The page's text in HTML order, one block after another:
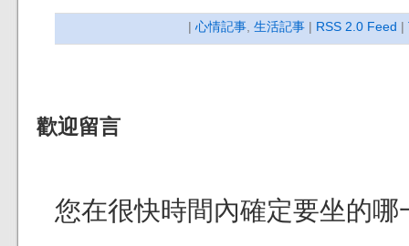
| 心情記事, 生活記事 | RSS 2.0 Feed |
歡迎留言
您在很快時間內確定要坐的哪